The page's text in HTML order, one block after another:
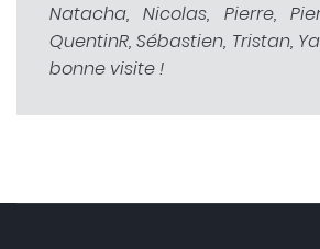
Natacha, Nicolas, Pierre,
QuentinR, Sébastien, Tristan,
bonne visite !